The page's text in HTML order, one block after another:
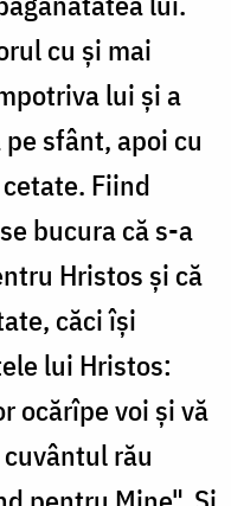
cu şi mai
lui şi a
sfânt, apoi cu
Fiind
bucura că s-a
Hristos şi că
căci îşi
lui Hristos:
ocărîpe voi şi vă
rău